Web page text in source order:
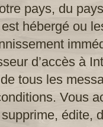
pays, du
hébergé ou
d’accès à
tous les
Vous
édite,